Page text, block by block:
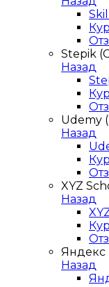
Stepik
Назад
Udemy
Назад
XYZ
Назад
Яндекс
Назад